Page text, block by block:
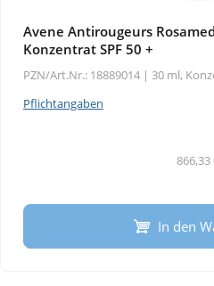
Avene Antirougeurs
Konzentrat SPF 50 +
PZN/Art.Nr.: 18889014 | 30 ml,
Pflichtangaben
In den